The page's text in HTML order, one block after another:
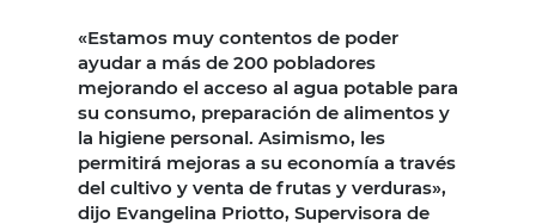
«Estamos muy contentos de poder
ayudar a más de 200 pobladores
mejorando el acceso al agua potable para
su consumo, preparación de alimentos y
la higiene personal. Asimismo, les
permitirá mejoras a su economía a través
del cultivo y venta de frutas y verduras»,
dijo Evangelina Priotto, Supervisora de